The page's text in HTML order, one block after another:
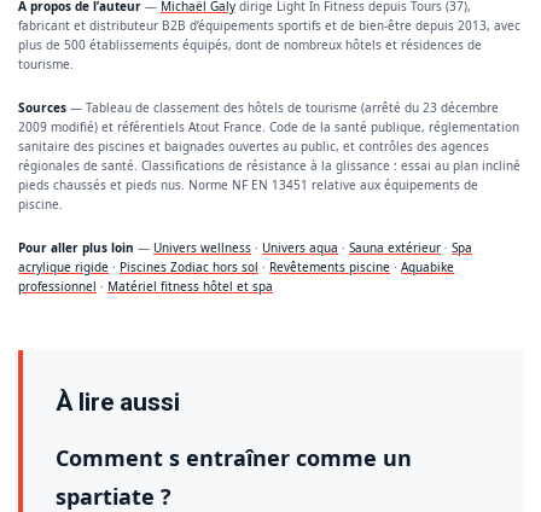
À propos de l’auteur — Michaël Galy dirige Light In Fitness depuis Tours (37),
fabricant et distributeur B2B d’équipements sportifs et de bien-être depuis 2013, avec
plus de 500 établissements équipés, dont de nombreux hôtels et résidences de
tourisme.
Sources — Tableau de classement des hôtels de tourisme (arrêté du 23 décembre
2009 modifié) et référentiels Atout France. Code de la santé publique, réglementation
sanitaire des piscines et baignades ouvertes au public, et contrôles des agences
régionales de santé. Classifications de résistance à la glissance : essai au plan incliné
pieds chaussés et pieds nus. Norme NF EN 13451 relative aux équipements de
piscine.
Pour aller plus loin — Univers wellness · Univers aqua · Sauna extérieur · Spa
acrylique rigide · Piscines Zodiac hors sol · Revêtements piscine · Aquabike
professionnel · Matériel fitness hôtel et spa
À lire aussi
Comment s entraîner comme un
spartiate ?